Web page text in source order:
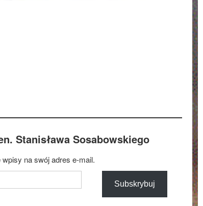
Stanisława Sosabowskiego
na swój adres e-mail.
Subskrybuj